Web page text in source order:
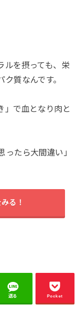
ルを摂っても、栄
質なんです。
」で血となり肉と
ったら大間違い」
る！
送る Pocket